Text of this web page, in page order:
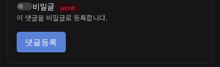
비밀글 secret
이 댓글을 비밀글로 등록합니다.
댓글등록